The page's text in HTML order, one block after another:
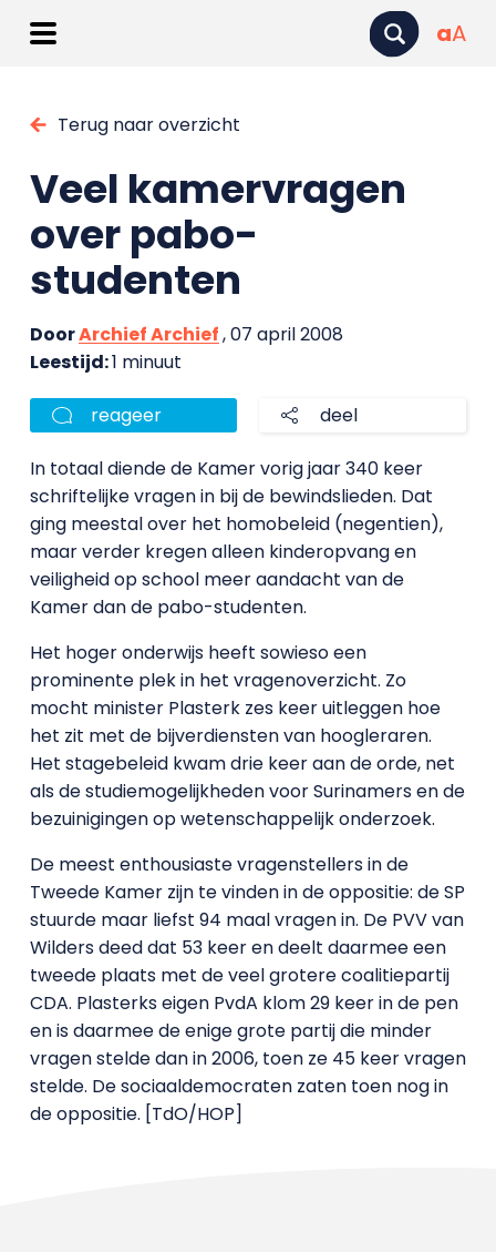
aA
Terug naar overzicht
Veel kamervragen
over pabo-
studenten
DoorArchief Archief, 07 april 2008
Leestijd:1 minuut
reageer deel
In totaal diende de Kamer vorig jaar 340 keer
schriftelijke vragen in bij de bewindslieden. Dat
ging meestal over het homobeleid (negentien),
maar verder kregen alleen kinderopvang en
veiligheid op school meer aandacht van de
Kamer dan de pabo-studenten.
Het hoger onderwijs heeft sowieso een
prominente plek in het vragenoverzicht. Zo
mocht minister Plasterk zes keer uitleggen hoe
het zit met de bijverdiensten van hoogleraren.
Het stagebeleid kwam drie keer aan de orde, net
als de studiemogelijkheden voor Surinamers en de
bezuinigingen op wetenschappelijk onderzoek.
De meest enthousiaste vragenstellers in de
Tweede Kamer zijn te vinden in de oppositie: de SP
stuurde maar liefst 94 maal vragen in. De PVV van
Wilders deed dat 53 keer en deelt daarmee een
tweede plaats met de veel grotere coalitiepartij
CDA. Plasterks eigen PvdA klom 29 keer in de pen
en is daarmee de enige grote partij die minder
vragen stelde dan in 2006, toen ze 45 keer vragen
stelde. De sociaaldemocraten zaten toen nog in
de oppositie. [TdO/HOP]